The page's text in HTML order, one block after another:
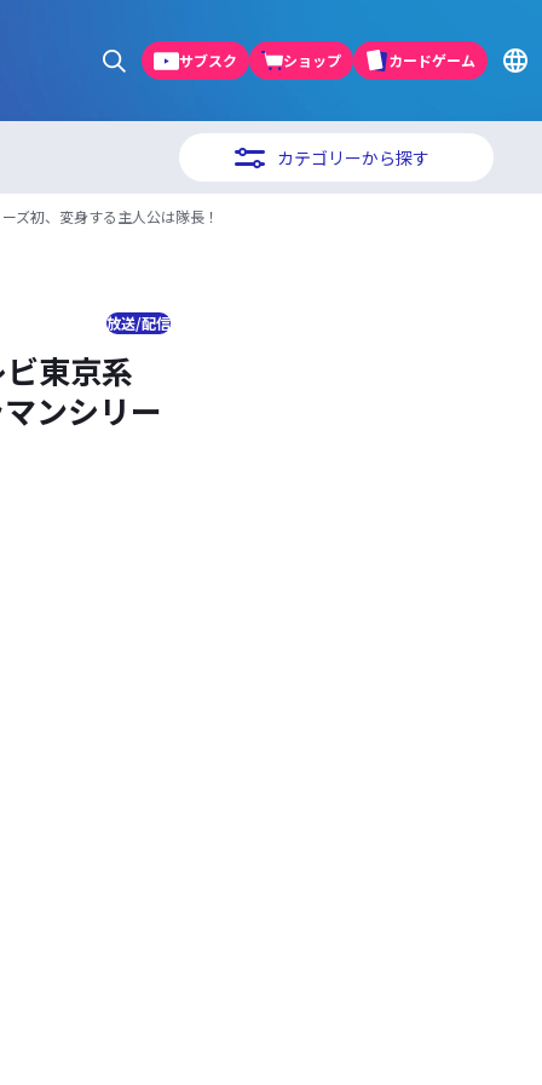
サブスク ショップ カードゲーム
カテゴリーから探す
ズ初、変身する主人公は隊長！
放送/配信
東京系
ンシリー